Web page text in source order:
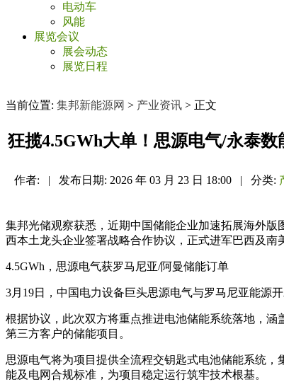
电动车
风能
展览会议
展会动态
展览日程
当前位置: 集邦新能源网 > 产业资讯 > 正文
狂揽4.5GWh大单！思源电气/永泰数
作者: | 发布日期: 2026 年 03 月 23 日 18:00 | 分类:
集邦光储观察获悉，近期中国储能企业加速拓展海外版
西本土龙头企业签署战略合作协议，正式进军巴西及南
4.5GWh，思源电气获罗马尼亚/阿曼储能订单
3月19日，中国电力设备巨头思源电气与罗马尼亚能源
根据协议，此次双方将重点推进电池储能系统落地，涵
第三方客户的储能项目。
思源电气将为项目提供全流程交钥匙式电池储能系统
能及电网合规标准，为项目稳定运行筑牢技术根基。